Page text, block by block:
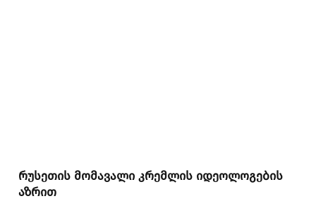
რუსეთის მომავალი კრემლის იდეოლოგების
აზრით